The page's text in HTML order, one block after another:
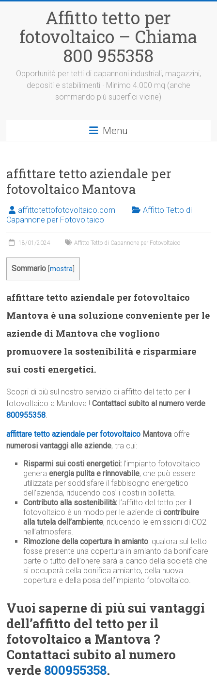
Affitto tetto per
fotovoltaico – Chiama
800 955358
Opportunità per tetti di capannoni industriali, magazzini,
depositi e stabilimenti · Minimo 4.000 mq (anche
sommando più superfici vicine)
Menu
affittare tetto aziendale per
fotovoltaico Mantova
affittotettofotovoltaico.com
Affitto Tetto di
Capannone per Fotovoltaico
18/01/2024 Affitto Tetto di Capannone per Fotovoltaico
Sommario [mostra
affittare tetto aziendale per fotovoltaico
Mantova è una soluzione conveniente per le
aziende di Mantova che vogliono
promuovere la sostenibilità e risparmiare
sui costi energetici.
Scopri di più sul nostro servizio di affitto del tetto per il
fotovoltaico a Mantova !Contattaci subito al numero verde
800955358.
affittare tetto aziendale per fotovoltaico Mantova offre
numerosi vantaggi alle aziende, tra cui:
Risparmi sui costi energetici: l’impianto fotovoltaico
generaenergia pulita e rinnovabile, che può essere
utilizzata per soddisfare il fabbisogno energetico
dell’azienda, riducendo così i costi in bolletta.
Contributo alla sostenibilità: l’affitto del tetto per il
fotovoltaico è un modo per le aziende dicontribuire
alla tutela dell’ambiente, riducendo le emissioni di CO2
nell’atmosfera.
Rimozione della copertura in amianto: qualora sul tetto
fosse presente una copertura in amianto da bonificare
parte o tutto dell’onere sarà a carico della società che
si occuperà della bonifica amianto, della nuova
copertura e della posa dell’impianto fotovoltaico.
Vuoi saperne di più sui vantaggi
dell’affitto del tetto per il
fotovoltaico a Mantova ?
Contattaci subito al numero
verde 800955358.